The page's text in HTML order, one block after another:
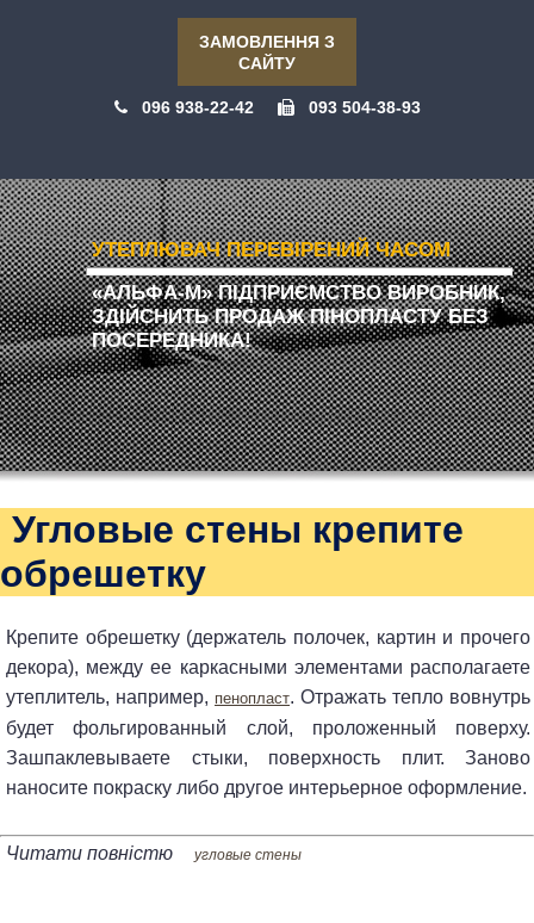
ЗАМОВЛЕННЯ З
САЙТУ
096 938-22-42 093 504-38-93
УТЕПЛЮВАЧ ПЕРЕВІРЕНИЙ ЧАСОМ
«АЛЬФА-М» ПІДПРИЄМСТВО ВИРОБНИК,
ЗДІЙСНИТЬ ПРОДАЖ ПІНОПЛАСТУ БЕЗ
ПОСЕРЕДНИКА!
Угловые стены крепите
обрешетку
Крепите обрешетку (держатель полочек, картин и прочего
декора), между ее каркасными элементами располагаете
утеплитель, например, пенопласт. Отражать тепло вовнутрь
будет фольгированный слой, проложенный поверху.
Зашпаклевываете стыки, поверхность плит. Заново
наносите покраску либо другое интерьерное оформление.
Читати повністю угловые стены